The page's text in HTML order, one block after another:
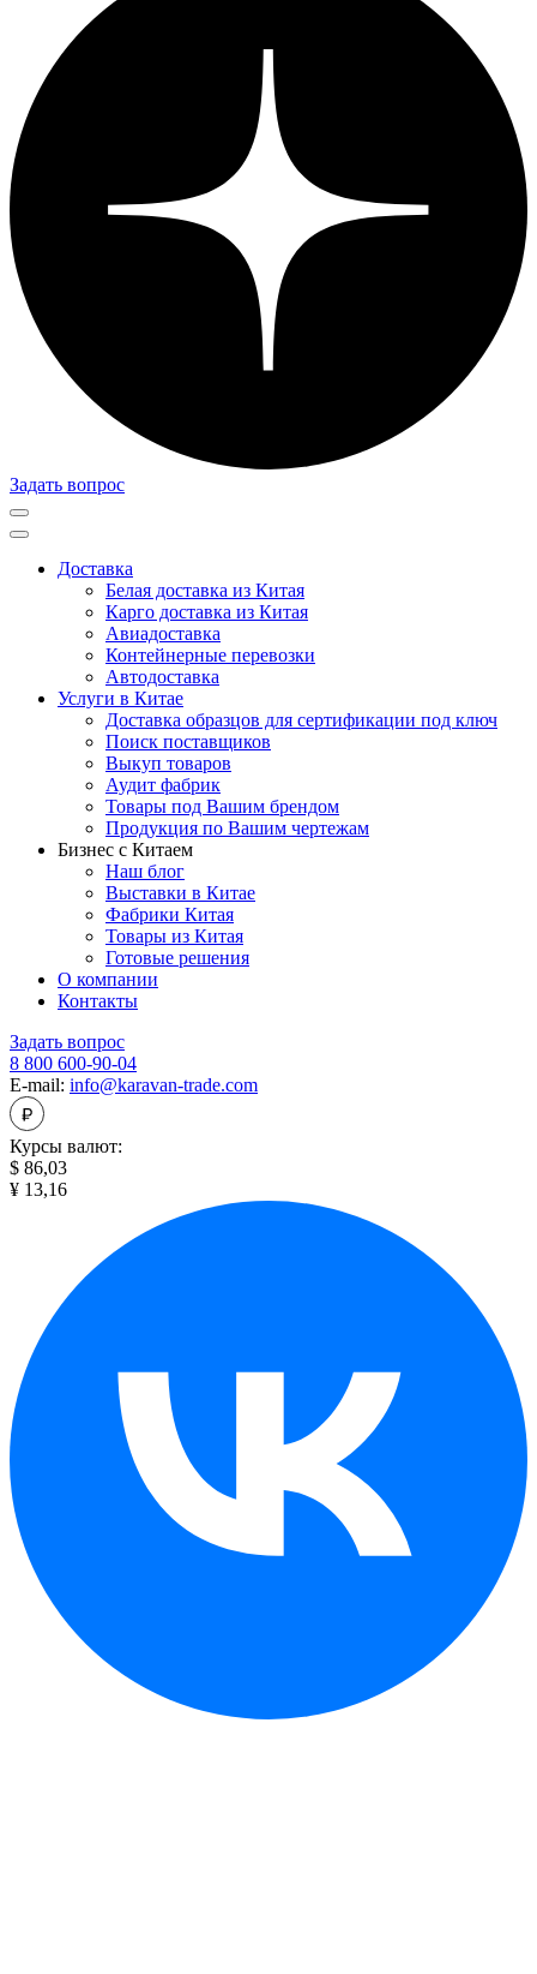
Задать вопрос
Доставка
Белая доставка из Китая
Карго доставка из Китая
Авиадоставка
Контейнерные перевозки
Автодоставка
Услуги в Китае
Доставка образцов для сертификации под ключ
Поиск поставщиков
Выкуп товаров
Аудит фабрик
Товары под Вашим брендом
Продукция по Вашим чертежам
Бизнес с Китаем
Наш блог
Выставки в Китае
Фабрики Китая
Товары из Китая
Готовые решения
О компании
Контакты
Задать вопрос
8 800 600-90-04
E-mail: info@karavan-trade.com
Курсы валют:
$ 86,03
¥ 13,16